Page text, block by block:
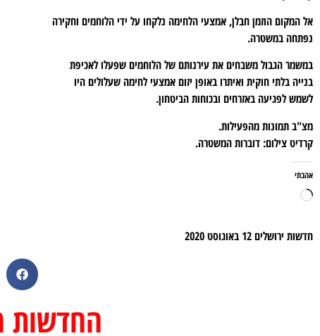
אל המקום הוזמן חבלן, אמצעי הלחימה נלקחו על ידי הלוחמים וחקירה
נפתחה במשטרה.
במשמר הגבול משבחים את עירנותם של הלוחמים שפעלו לאכיפת
בנייה בלתי חוקית ואיתרו באופן יזום אמצעי לחימה שעלולים היו
לשמש לפגיעה באזרחים ובכוחות הביטחון.
מצ"ב תמונות מהפעילות.
קרדיט צילום: דוברות המשטרה.
אהבתי
חדשות ירושלים12 באוגוסט 2020
החדשות